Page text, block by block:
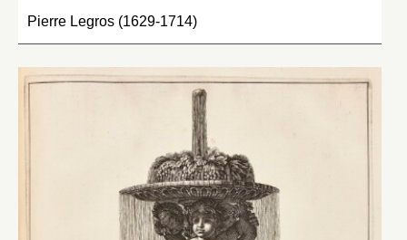
Pierre Legros (1629-1714)